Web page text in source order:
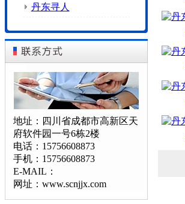
丹东寻人
地址：四川省成都市高新区天
府软件园一号6栋2楼
电话：15756608873
手机：15756608873
E-MAIL：
网址：www.scnjjx.com